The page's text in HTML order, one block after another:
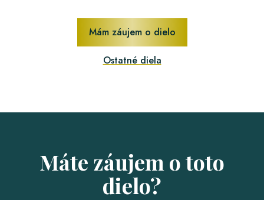
Mám záujem o dielo
Ostatné diela
Máte záujem o toto
dielo?